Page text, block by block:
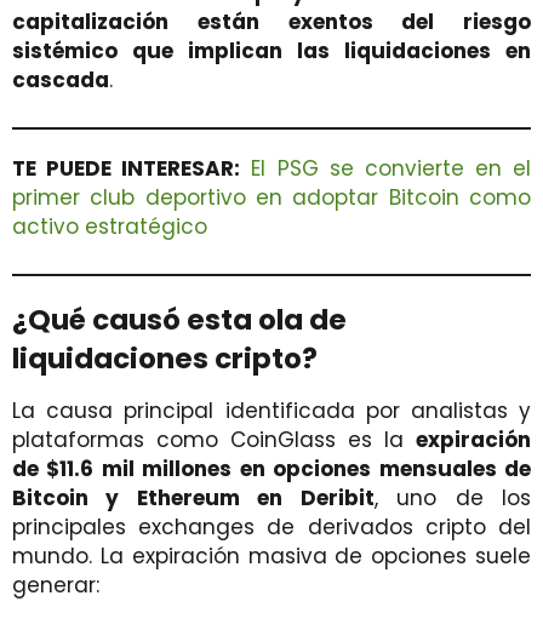
capitalización están exentos del riesgo
sistémico que implican las liquidaciones en
cascada.
TE PUEDE INTERESAR: El PSG se convierte en el
primer club deportivo en adoptar Bitcoin como
activo estratégico
¿Qué causó esta ola de
liquidaciones cripto?
La causa principal identificada por analistas y
plataformas como CoinGlass es la expiración
de $11.6 mil millones en opciones mensuales de
Bitcoin y Ethereum en Deribit, uno de los
principales exchanges de derivados cripto del
mundo. La expiración masiva de opciones suele
generar: